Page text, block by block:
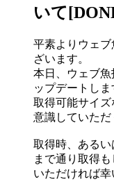
いて
平素よりウェ
ざいます。
本日、ウェブ
ップデートしま
取得可能サイ
意識していただ
取得時、ある
まで通り取得
いただければ幸